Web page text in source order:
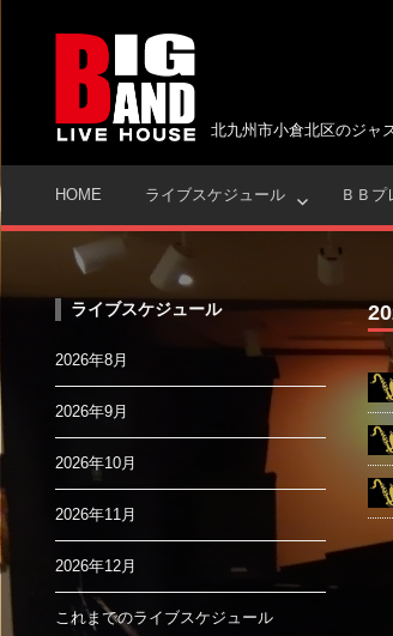
ッ
北九州市小倉北区のジャ
HOME ライブスケジュール ＢＢプ
ライブスケジュール
2026年8月
2026年9月
2026年10月
2026年11月
2026年12月
これまでのライブスケジュール